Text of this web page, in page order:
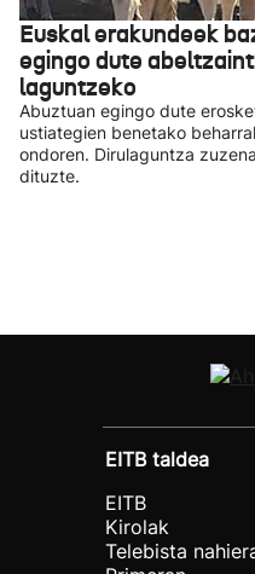
Euskal erakundeek
egingo dute
laguntzeko
Abuztuan egingo dute
ustiategien benetako
ondoren. Dirulaguntza
dituzte.
EITB taldea
EITB
Kirolak
Telebista